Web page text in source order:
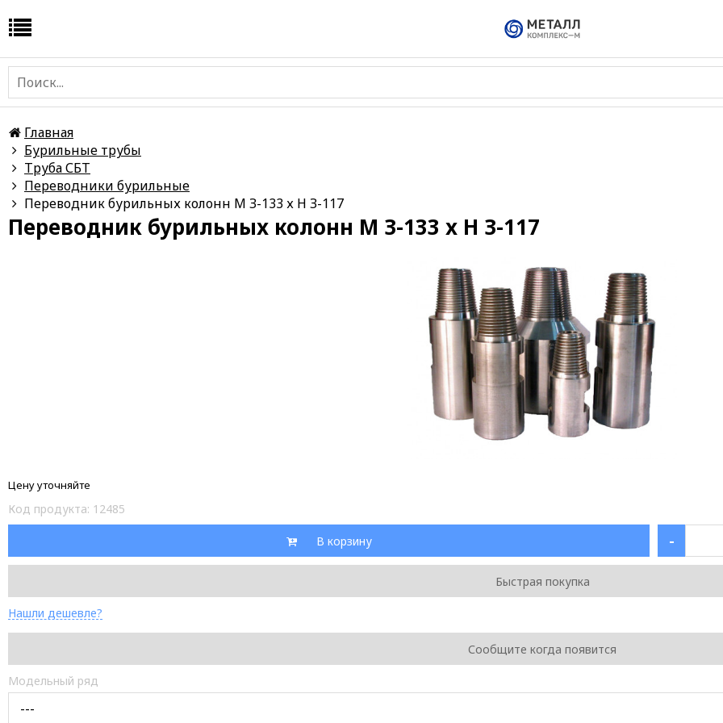
Главная
Бурильные трубы
Труба СБТ
Переводники бурильные
Переводник бурильных колонн М З-133 х Н З-117
Переводник бурильных колонн М З-133 х Н З-117
Цену уточняйте
Код продукта: 12485
В корзину -
Быстрая покупка
Нашли дешевле?
Сообщите когда появится
Модельный ряд